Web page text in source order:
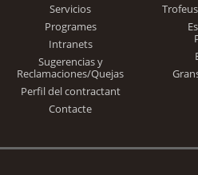
Servicios
Programes
Intranets
Sugerencias y
Reclamaciones/Quejas
Perfil del contractant
Contacte